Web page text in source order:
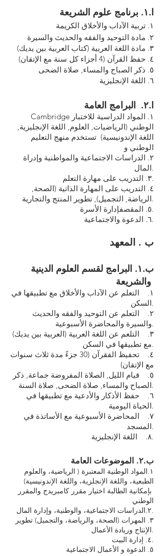
ا.١. برنامج علوم الشريعة
١. تربية الآداب والأخلاق الكريمة
٢. مادة التوحيد والفقه والحديث والسيرة
٣. مادة اللغة العربية (كتاب العربية بين يديك)
٤. حفظ القرآن (4 أجزاء كل سنة مع الإتقان)
٥. ذكر الصباح والمساء, صلاة الضحى
٦. اللغة الإنجليزية
ا.٢. البرامج العامة
Cambridge ١. المواد الدراسية للاختبار
الوطني (الرياضيات, العلوم, اللغة الإنجليزية,
اللغة الإندونيسية) تستخدم منهج التعليم
الوطني و
٢. الدراسات الاجتماعية والمواطنية وإدراة
المال.
٣. التدريب على مهارة التعلم.
٤. التدريب على المهارة الذاتية (الصحة,
الرياضة, التجميل), تطوير المنتج والتجارية.
٥. المقصفإدارة الأسرة.
٦. الدعوة والاجتماعية.
ب . المعهد
ب.١. البرامج لقسم العلوم الدينية
١. التعلم عن الآداب والأخلاق مع تطبيقها في
السكن.
٢. التعلم عن التوحيد والفقه والحديث
والسيرة والمحاضرة الأسبوعية.
٣. التلعم عن اللغة العربية (العربية بين يديك)
مع تطبيقها في السكن.
٤. تحفيظ الفقرآن (30 جزءً مدة ثلاث سنوات
مع الإتقان)
٥. قيام الليل, الصلاة المفروضة جماعة, ذكر
الصباح والمساء, صلاة الضحى, صلاة السنة.
٦. حفظ الأذكار والأدعية مع تطبيقها في
الحياة اليومية.
٧. المحاضرة الأسبوعية مع الأساتذة في
المسجد.
٨. اللغة الإنجليزية.
ب.٢. الموضوعات العامة
١.المواد الوطنية المعتبرة ( الرياضية، والعلوم
الطبعية، واللغة الإنجلزية، واللغة الإندونيسية)
بإمكانية الطالبة اختيار مقرر كامبريدج والمقرر
الوطني
٢.الدراسات الاجتماعية، والوطنية، وإدارة المال.
٣. المهرات (الصحة، والرياضة، والتجميل) تطوير
الإنتاج وريادة الأعمال.
٤. إدارة البيت.
٥. الدعوة و الأعمال الاجتماعية